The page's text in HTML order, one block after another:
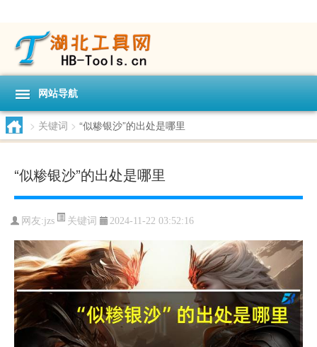
网站导航
> 关键词 > “似糁银沙”的出处是哪里
“似糁银沙”的出处是哪里
网友:jzs 关键词 2024-11-22 03:52:16